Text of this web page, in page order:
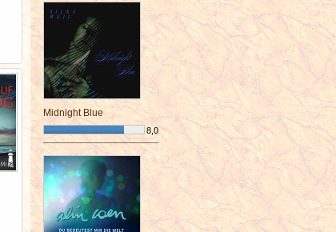
Midnight Blue
8,0
¯¯¯¯¯¯¯¯¯¯¯¯¯¯¯¯¯¯¯¯¯¯¯¯